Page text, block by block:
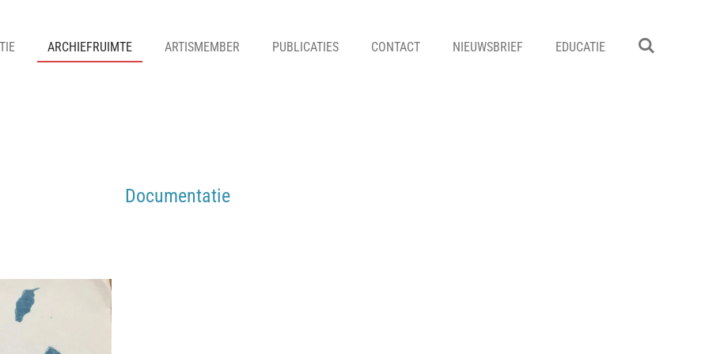
ARCHIEFRUIMTE ARTISMEMBER PUBLICATIES CONTACT NIEUWSBRIEF EDUCATIE
Documentatie